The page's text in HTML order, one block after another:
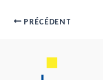
PRÉCÉDENT